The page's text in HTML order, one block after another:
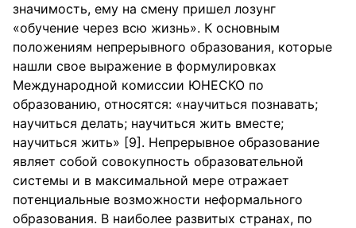
значимость, ему на смену пришел лозунг
«обучение через всю жизнь». К основным
положениям непрерывного образования, которые
нашли свое выражение в формулировках
Международной комиссии ЮНЕСКО по
образованию, относятся: «научиться познавать;
научиться делать; научиться жить вместе;
научиться жить» [9]. Непрерывное образование
являет собой совокупность образовательной
системы и в максимальной мере отражает
потенциальные возможности неформального
образования. В наиболее развитых странах, по